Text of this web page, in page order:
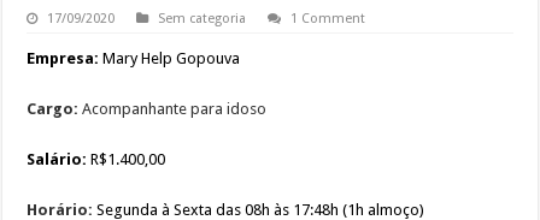
17/09/2020 Sem categoria 1 Comment
Empresa:Mary Help Gopouva
Cargo: Acompanhante para idoso
Salário:R$1.400,00
Horário:Segunda à Sexta das 08h às 17:48h (1h almoço)